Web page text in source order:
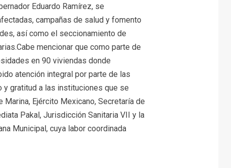
Eduardo Ramírez, se
campañas de salud y fomento
así como el seccionamiento de
mencionar que como parte de
en 90 viviendas donde
atención integral por parte de las
y gratitud a las instituciones que se
Ejército Mexicano, Secretaría de
Pakal, Jurisdicción Sanitaria VII y la
Municipal, cuya labor coordinada